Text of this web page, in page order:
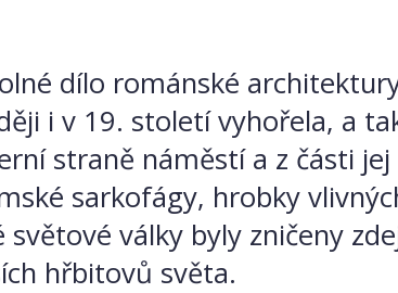
dílo románské
i v 19. století vyhořela, a
straně náměstí a z části
sarkofágy, hrobky
války byly zničeny
hřbitovů světa.